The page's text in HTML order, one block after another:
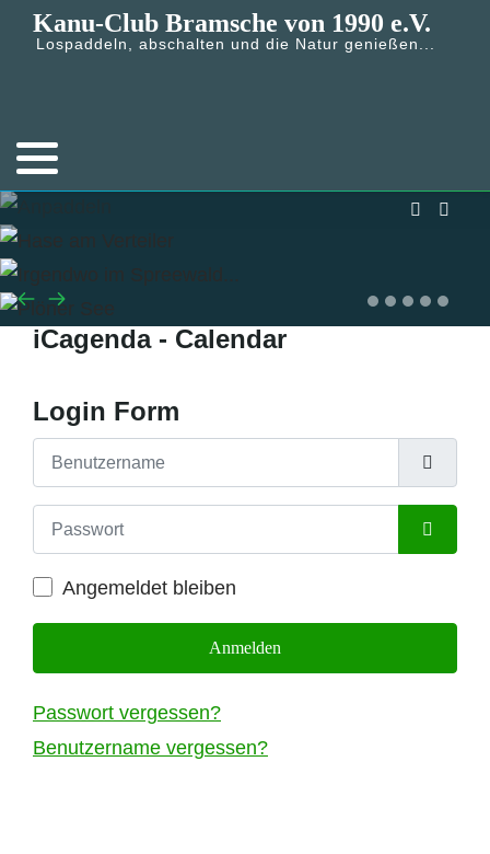
Kanu-Club Bramsche von 1990 e.V.
Lospaddeln, abschalten und die Natur genießen...
iCagenda - Calendar
Login Form
Benutzername
Passwort
Angemeldet bleiben
Anmelden
Passwort vergessen?
Benutzername vergessen?